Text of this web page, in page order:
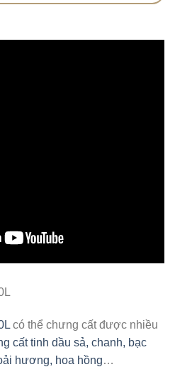
có thể chưng cất được nhiều
cất tinh dầu sả, chanh, bạc
hương, hoa hồng…